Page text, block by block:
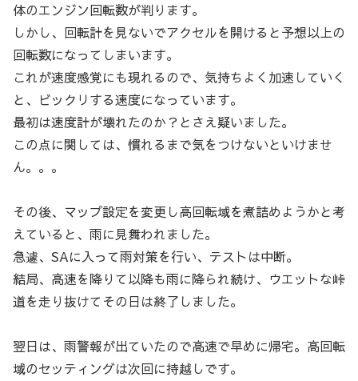
体のエンジン回転数が判ります。
しかし、回転計を見ないでアクセルを開けると予想以上の
回転数になってしまいます。
これが速度感覚にも現れるので、気持ちよく加速していく
と、ビックリする速度になっています。
最初は速度計が壊れたのか？とさえ疑いました。
この点に関しては、慣れるまで気をつけないといけませ
ん。。。
その後、マップ設定を変更し高回転域を煮詰めようかと考
えていると、雨に見舞われました。
急遽、SAに入って雨対策を行い、テストは中断。
結局、高速を降りて以降も雨に降られ続け、ウエットな峠
道を走り抜けてその日は終了しました。
翌日は、雨警報が出ていたので高速で早めに帰宅。高回転
域のセッティングは次回に持越しです。